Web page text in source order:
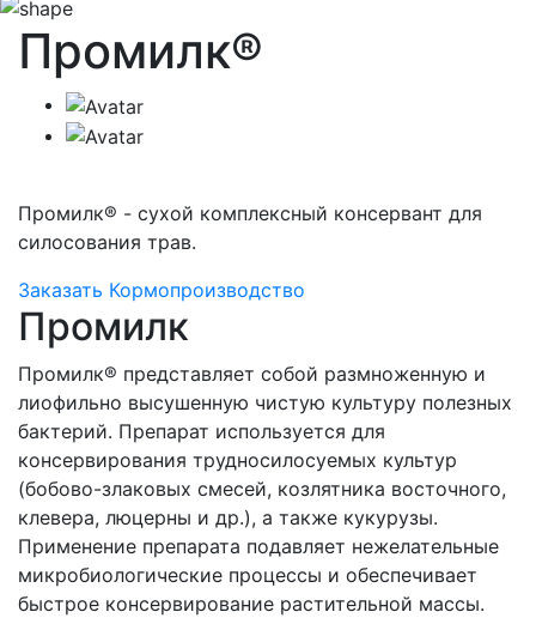
Промилк®
Промилк® - сухой комплексный консервант для
силосования трав.
Заказать Кормопроизводство
Промилк
Промилк® представляет собой размноженную и
лиофильно высушенную чистую культуру полезных
бактерий. Препарат используется для
консервирования трудносилосуемых культур
(бобово-злаковых смесей, козлятника восточного,
клевера, люцерны и др.), а также кукурузы.
Применение препарата подавляет нежелательные
микробиологические процессы и обеспечивает
быстрое консервирование растительной массы.